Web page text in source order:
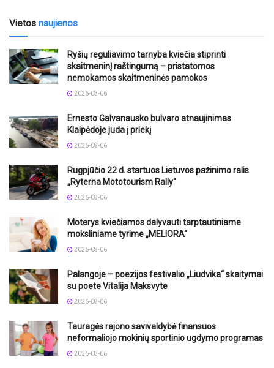
Vietos naujienos
Ryšių reguliavimo tarnyba kviečia stiprinti
skaitmeninį raštingumą – pristatomos
nemokamos skaitmeninės pamokos
2026-08-06
Ernesto Galvanausko bulvaro atnaujinimas
Klaipėdoje juda į priekį
2026-08-06
Rugpjūčio 22 d. startuos Lietuvos pažinimo ralis
„Ryterna Mototourism Rally“
2026-08-06
Moterys kviečiamos dalyvauti tarptautiniame
moksliniame tyrime „MELIORA“
2026-08-06
Palangoje – poezijos festivalio „Liudvika“ skaitymai
su poete Vitalija Maksvyte
2026-08-06
Tauragės rajono savivaldybė finansuos
neformaliojo mokinių sportinio ugdymo programas
2026-08-06